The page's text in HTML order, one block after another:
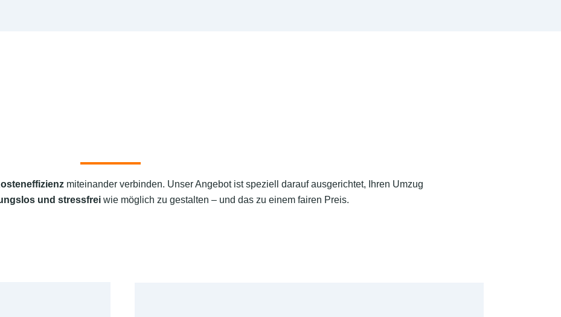
miteinander verbinden. Unser Angebot ist speziell darauf ausgerichtet, Ihren Umzug
und stressfrei wie möglich zu gestalten – und das zu einem fairen Preis.